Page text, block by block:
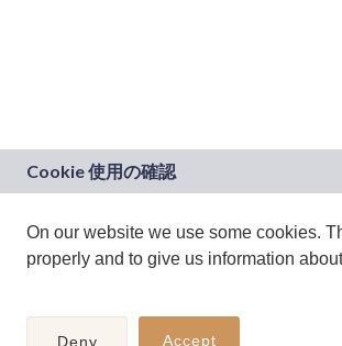
On our website we use some cookies.
properly and to give us information
Deny Accept